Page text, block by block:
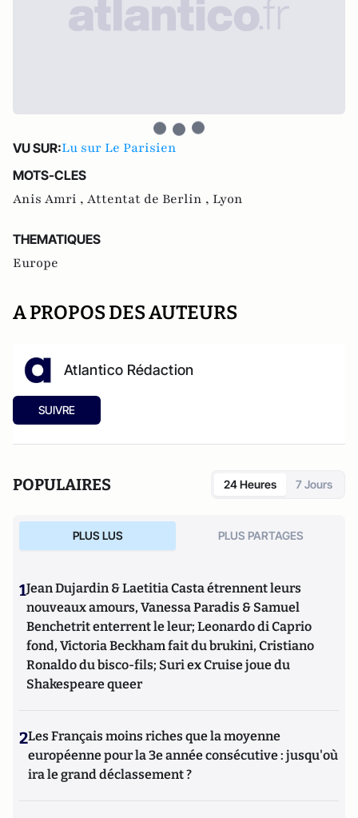
VU SUR:Lu sur Le Parisien
MOTS-CLES
Anis Amri , Attentat de Berlin , Lyon
THEMATIQUES
Europe
A PROPOS DES AUTEURS
Atlantico Rédaction
SUIVRE
POPULAIRES 24 Heures 7 Jours
PLUS LUS PLUS PARTAGES
1Jean Dujardin & Laetitia Casta étrennent leurs
nouveaux amours, Vanessa Paradis & Samuel
Benchetrit enterrent le leur; Leonardo di Caprio
fond, Victoria Beckham fait du brukini, Cristiano
Ronaldo du bisco-fils; Suri ex Cruise joue du
Shakespeare queer
2Les Français moins riches que la moyenne
européenne pour la 3e année consécutive : jusqu'où
ira le grand déclassement ?